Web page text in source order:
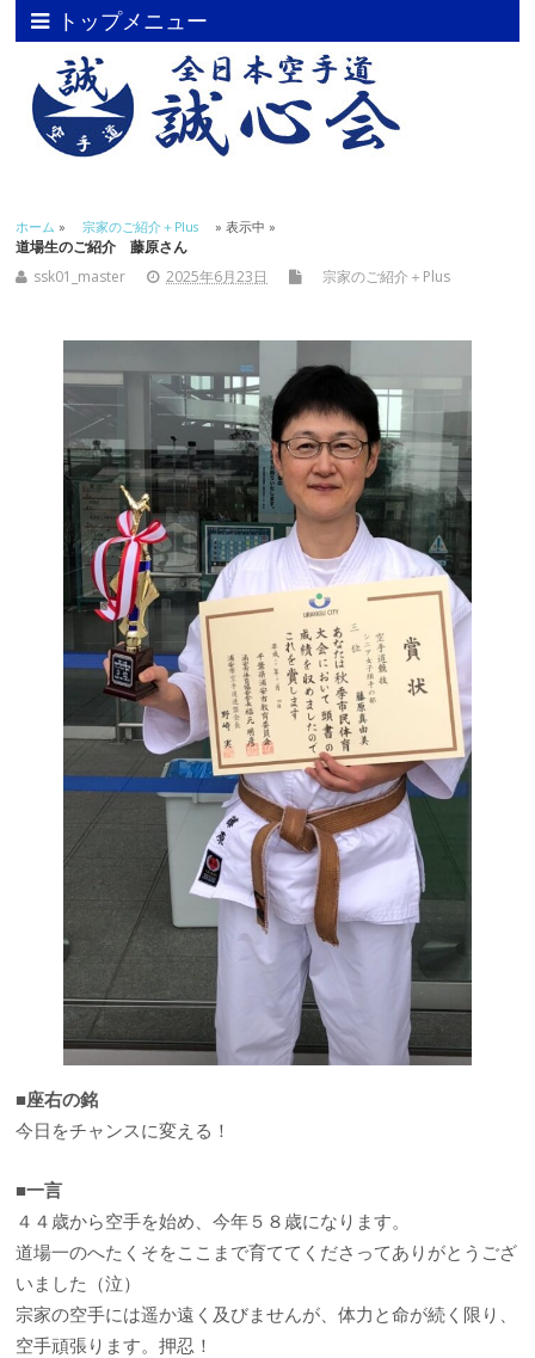
トップメニュー
ホーム » 宗家のご紹介＋Plus » 表示中 »
道場生のご紹介 藤原さん
ssk01_master
2025年6月23日 宗家のご紹介＋Plus
■座右の銘
今日をチャンスに変える！
■一言
４４歳から空手を始め、今年５８歳になります。
道場一のへたくそをここまで育ててくださってありがとうござ
いました（泣）
宗家の空手には遥か遠く及びませんが、体力と命が続く限り、
空手頑張ります。押忍！